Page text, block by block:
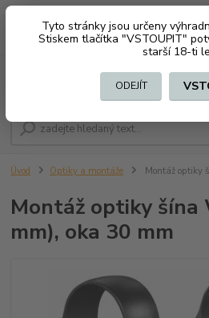
Tyto stránky jsou určeny
Stiskem tlačítka "VSTOUPIT"
starší 18-ti
ODEJÍT
CZK
+420 603794370
Úvod Optiky a montáže Montáž optiky
Montáž optiky šína
mm), oka 30 mm